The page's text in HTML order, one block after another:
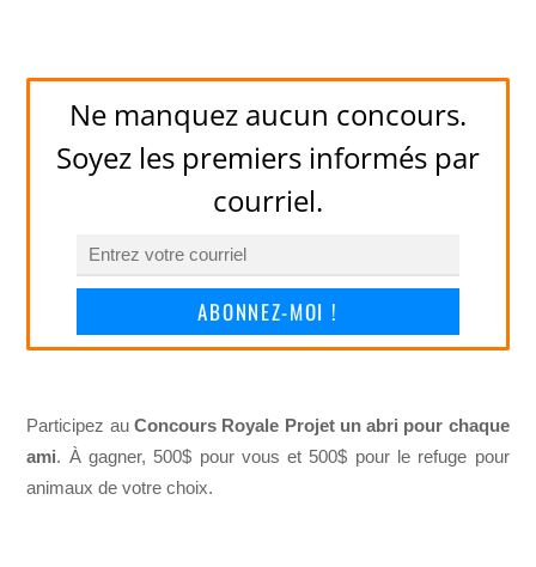
Ne manquez aucun concours.
Soyez les premiers informés par
courriel.
ABONNEZ-MOI !
Participez au Concours Royale Projet un abri pour chaque
ami. À gagner, 500$ pour vous et 500$ pour le refuge pour
animaux de votre choix.